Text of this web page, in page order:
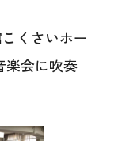
くさいホー
楽会に吹奏